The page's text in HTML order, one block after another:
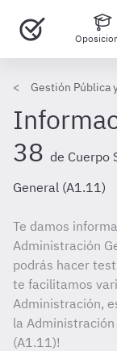
Gestión Pública
38 de Cuerpo
General (A1.11)
Te damos
Administración
podrás hacer
te facilitamos
Administración,
la
(A1.11)!